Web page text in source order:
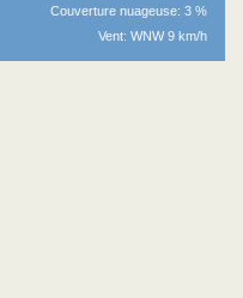
Couverture nuageuse: 3 %
Vent: WNW 9 km/h